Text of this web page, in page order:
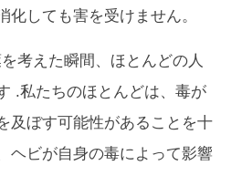
化しても害を受けません。
考えた瞬間、ほとんどの人
.私たちのほとんどは、毒が
及ぼす可能性があることを十
ヘビが自身の毒によって影響